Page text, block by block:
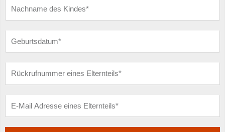
Nachname
des
Geburtsdatum
Rückrufnummer
eines
E-
Mail